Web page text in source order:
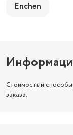
Enchen
Стоимость и
заказа.